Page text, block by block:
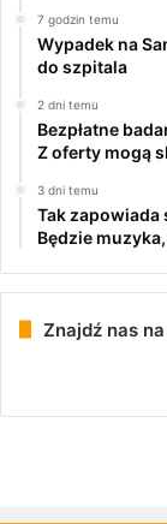
7 godzin temu
Wypadek na
do szpitala
2 dni temu
Bezpłatne
Z oferty mogą
3 dni temu
Tak zapowiada
Będzie
Znajdź nas